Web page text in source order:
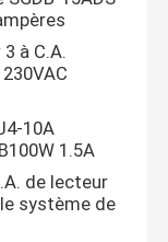
à C.A.
10A
1.5A
de lecteur
système de